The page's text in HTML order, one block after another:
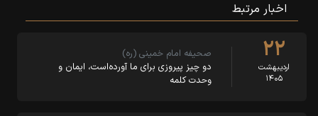
اخبار مرتبط
۲۲
اردیبهشت
۱۴۰۵
صحیفه امام خمینی (ره)
دو چیز پیروزی برای ما آورده‌است، ایمان و
وحدت کلمه